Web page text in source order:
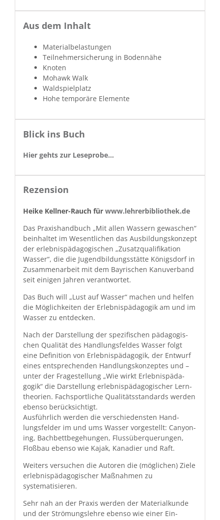
Aus dem Inhalt
Mate­ri­al­be­las­tun­gen
Teil­nehmer­sicherung in Bodennähe
Knoten
Mohawk Walk
Wald­spielplatz
Hohe tem­poräre Elemente
Blick ins Buch
Hier gehts zur Leseprobe…
Rezension
Heike Kell­ner-Rauch für www.lehrerbibliothek.de
Das Prax­is­hand­buch „Mit allen Wassern gewaschen“
bein­hal­tet im Wesentlichen das Aus­bil­dungskonzept
der erleb­nis­päd­a­gogis­chen „Zusatzqual­i­fika­tion
Wass­er“, die die Jugend­bil­dungsstätte Königs­dorf in
Zusam­me­nar­beit mit dem Bayrischen Kanu­ver­band
seit eini­gen Jahren verantwortet.
Das Buch will „Lust auf Wass­er“ machen und helfen
die Möglichkeit­en der Erleb­nis­päd­a­gogik am und im
Wass­er zu entdecken.
Nach der Darstel­lung der spez­i­fis­chen päd­a­gogis­
chen Qual­ität des Hand­lungs­feldes Wass­er fol­gt
eine Def­i­n­i­tion von Erleb­nis­päd­a­gogik, der Entwurf
eines entsprechen­den Hand­lungskonzeptes und –
unter der Fragestel­lung „Wie wirkt Erleb­nis­päd­a­
gogik“ die Darstel­lung erleb­nis­päd­a­gogis­ch­er Lern­
the­o­rien. Fach­sportliche Qual­itäts­stan­dards wer­den
eben­so berücksichtigt.
Aus­führlich wer­den die ver­schieden­sten Hand­
lungs­felder im und ums Wass­er vorgestellt: Canyon­
ing, Bach­bet­tbege­hun­gen, Flussüber­querun­gen,
Floßbau eben­so wie Kajak, Kanadier und Raft.
Weit­ers ver­suchen die Autoren die (möglichen) Ziele
erleb­nis­päd­a­gogis­ch­er Maß­nah­men zu
systematisieren.
Sehr nah an der Prax­is wer­den der Mate­ri­alkunde
und der Strö­mungslehre eben­so wie ein­er Ein­